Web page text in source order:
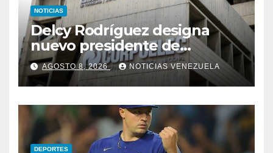
NOTICIAS
Delcy Rodríguez designa
nuevo presidente de
Corpoelec y nuevo
viceministro de Servicios
Eléctricos
AGOSTO 8, 2026 NOTICIAS VENEZUELA
DEPORTES